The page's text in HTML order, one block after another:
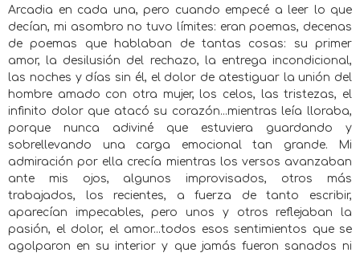
Arcadia en cada una, pero cuando empecé a leer lo que
decían, mi asombro no tuvo límites: eran poemas, decenas
de poemas que hablaban de tantas cosas: su primer
amor, la desilusión del rechazo, la entrega incondicional,
las noches y días sin él, el dolor de atestiguar la unión del
hombre amado con otra mujer, los celos, las tristezas, el
infinito dolor que atacó su corazón...mientras leía lloraba,
porque nunca adiviné que estuviera guardando y
sobrellevando una carga emocional tan grande. Mi
admiración por ella crecía mientras los versos avanzaban
ante mis ojos, algunos improvisados, otros más
trabajados, los recientes, a fuerza de tanto escribir,
aparecían impecables, pero unos y otros reflejaban la
pasión, el dolor, el amor...todos esos sentimientos que se
agolparon en su interior y que jamás fueron sanados ni